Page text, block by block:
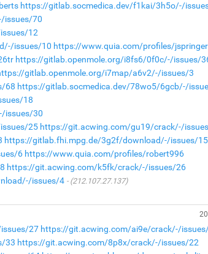
https://gitlab.socmedica.dev/f1kai/3h5o/-/
issues/70
12
issues/10 https://www.quia.com/profiles/
https://gitlab.openmole.org/i8fs6/0f0c/-/issues/
gitlab.openmole.org/i7map/a6v2/-/issues/3
68 https://gitlab.socmedica.dev/78wo5/6gcb/-/
18
issues/30
25 https://git.acwing.com/gu19/crack/-/
https://gitlab.fhi.mpg.de/3g2f/download/-/issues/15
6 https://www.quia.com/profiles/robert996
https://git.acwing.com/k5fk/crack/-/issues/26
issues/4
(212.107.27.137)
27 https://git.acwing.com/ai9e/crack/-/
33 https://git.acwing.com/8p8x/crack/-/issues/22